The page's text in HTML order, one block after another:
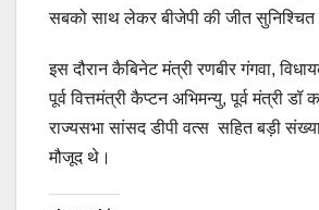
सबको साथ लेकर बीजेपी की जीत सुनिश्चित
इस दौरान कैबिनेट मंत्री रणबीर गंगवा,
पूर्व वित्तमंत्री कैप्टन अभिमन्यु, पूर्व मंत्री डॉ
राज्यसभा सांसद डीपी वत्स सहित बड़ी संख्या
मौजूद थे।